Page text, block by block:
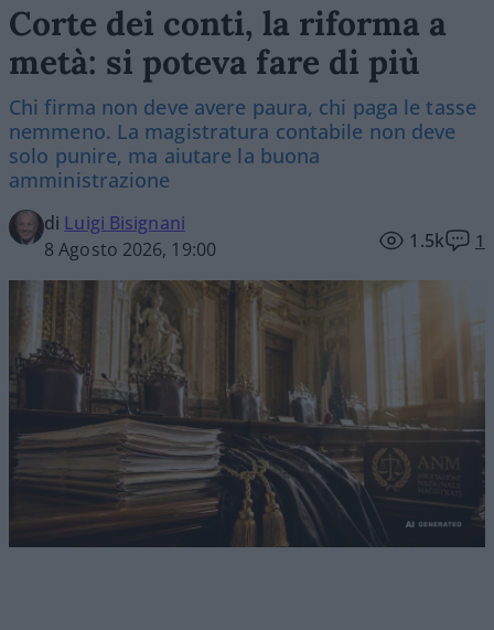
Corte dei conti, la riforma a
metà: si poteva fare di più
Chi firma non deve avere paura, chi paga le tasse
nemmeno. La magistratura contabile non deve
solo punire, ma aiutare la buona
amministrazione
di Luigi Bisignani
8 Agosto 2026, 19:00
1.5k 1